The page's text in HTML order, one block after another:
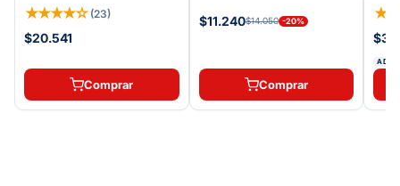
★★★★☆ (23)
$20.541
Comprar
$11.240$14.050 -20%
Comprar
★
ADDI